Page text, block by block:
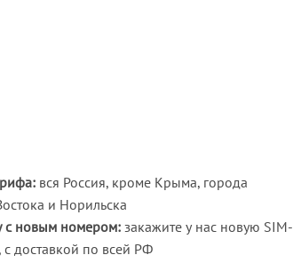
вся Россия, кроме Крыма, города
и Норильска
с новым номером: закажите у нас новую SIM-
доставкой по всей РФ